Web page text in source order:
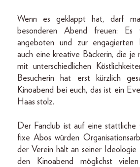
Wenn es geklappt hat, darf
besonderen Abend freuen: Es
angeboten und zur engagierten
auch eine kreative Bäckerin, die je
mit unterschiedlichen
Besucherin hat erst kürzlich
Kinoabend bei euch, das ist ein
Haas stolz.
Der Fanclub ist auf eine stattliche
fixe Abos würden
der Verein hält an seiner Ideologie
den Kinoabend möglichst vielen